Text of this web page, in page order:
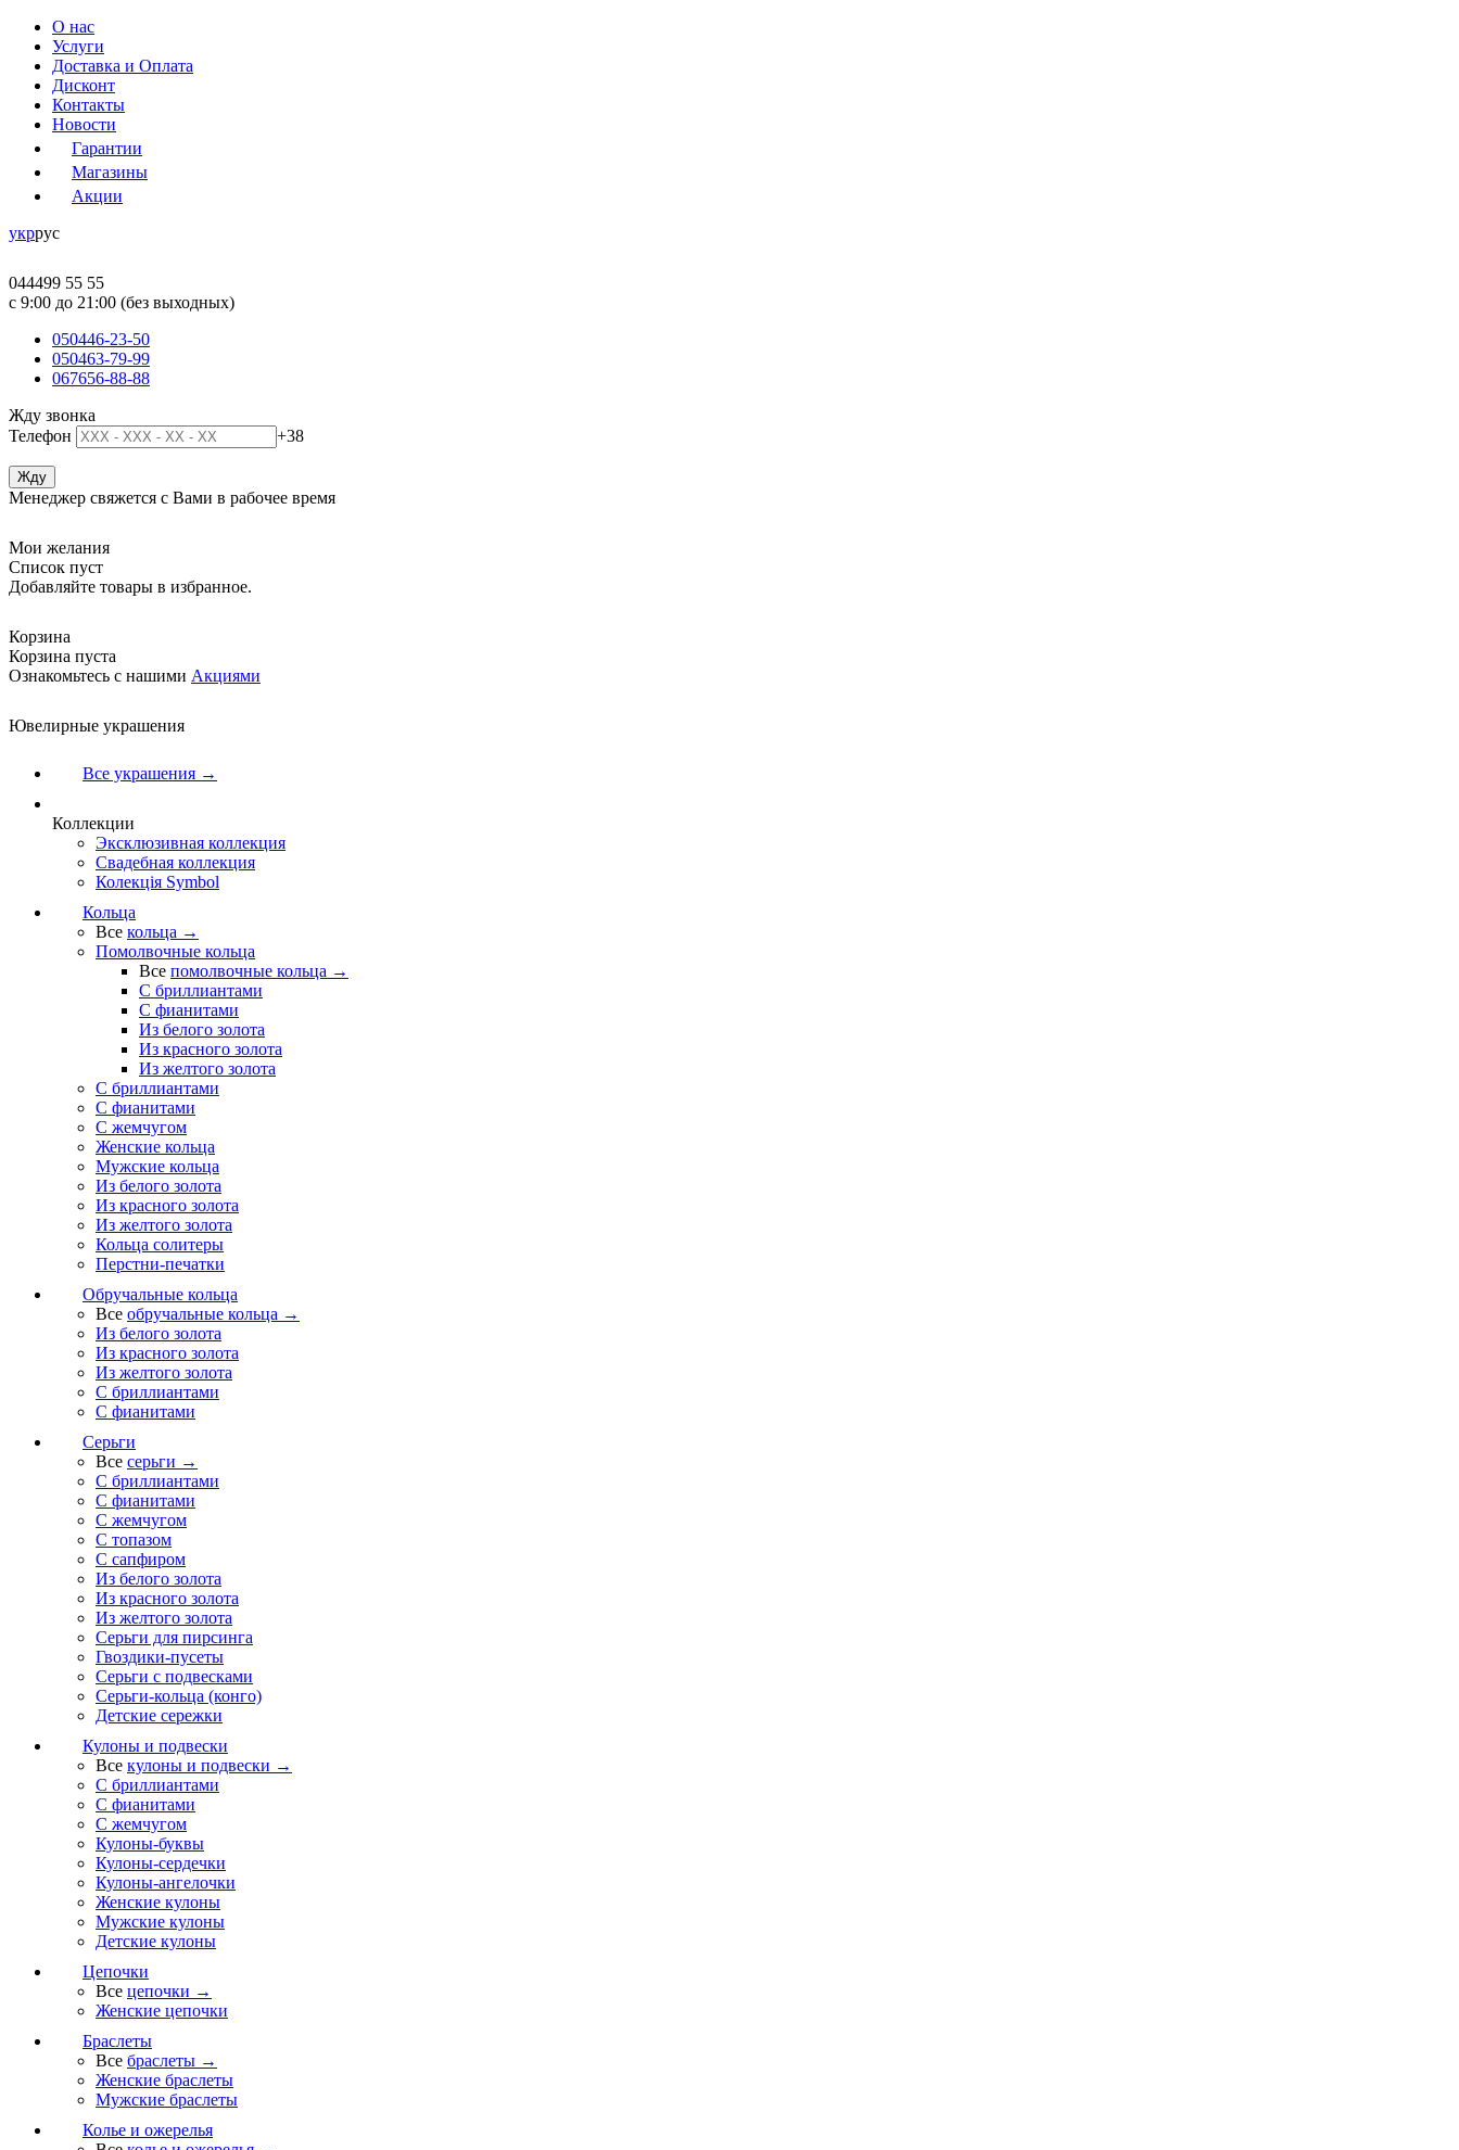
О нас
Услуги
Доставка и Оплата
Дисконт
Контакты
Новости
Гарантии
Магазины
Акции
укррус
044499 55 55
c 9:00 до 21:00 (без выходных)
050446-23-50
050463-79-99
067656-88-88
Жду звонка
Телефон
+38
Менеджер свяжется с Вами в рабочее время
Мои желания
Список пуст
Добавляйте товары в избранное.
Корзина
Корзина пуста
Ознакомьтесь с нашими Акциями
Ювелирные украшения
Все украшения →
Коллекции
Эксклюзивная коллекция
Свадебная коллекция
Колекція Symbol
Кольца
Все кольца →
Помолвочные кольца
Все помолвочные кольца →
С бриллиантами
С фианитами
Из белого золота
Из красного золота
Из желтого золота
С бриллиантами
С фианитами
С жемчугом
Женские кольца
Мужские кольца
Из белого золота
Из красного золота
Из желтого золота
Кольца солитеры
Перстни-печатки
Обручальные кольца
Все обручальные кольца →
Из белого золота
Из красного золота
Из желтого золота
С бриллиантами
С фианитами
Серьги
Все серьги →
С бриллиантами
С фианитами
С жемчугом
С топазом
С сапфиром
Из белого золота
Из красного золота
Из желтого золота
Серьги для пирсинга
Гвоздики-пусеты
Серьги с подвесками
Серьги-кольца (конго)
Детские сережки
Кулоны и подвески
Все кулоны и подвески →
С бриллиантами
С фианитами
С жемчугом
Кулоны-буквы
Кулоны-сердечки
Кулоны-ангелочки
Женские кулоны
Мужские кулоны
Детские кулоны
Цепочки
Все цепочки →
Женские цепочки
Браслеты
Все браслеты →
Женские браслеты
Мужские браслеты
Колье и ожерелья